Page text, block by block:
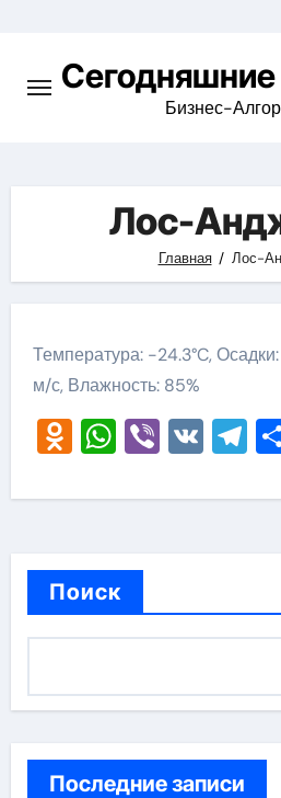
содержимому
Бизнес-
Лос-
Главная Лос-
Температура: -24.3°C,
м/с, Влажность: 85%
WhatsApp
Viber
VK
Поиск
Последние записи